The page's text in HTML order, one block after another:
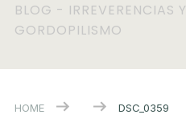
BLOG - IRREVERENCIAS Y
GORDOPILISMO
HOME DSC_0359